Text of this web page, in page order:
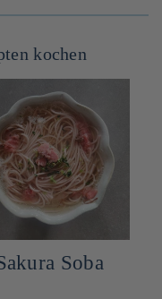
kochen
Soba